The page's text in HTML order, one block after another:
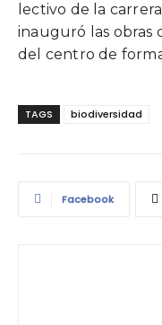
lectivo de la
inauguró las obras
del centro de
TAGS biodiversidad
Facebook